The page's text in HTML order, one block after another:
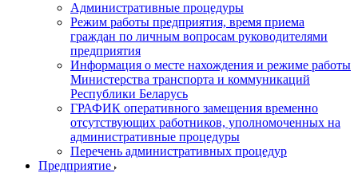
Административные процедуры
Режим работы предприятия, время приема
граждан по личным вопросам руководителями
предприятия
Информация о месте нахождения и режиме работы
Министерства транспорта и коммуникаций
Республики Беларусь
ГРАФИК оперативного замещения временно
отсутствующих работников, уполномоченных на
административные процедуры
Перечень административных процедур
Предприятие